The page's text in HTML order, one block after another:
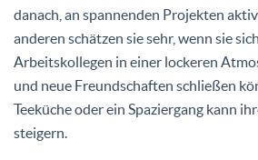
danach, an spannenden Projekten
anderen schätzen sie sehr, wenn sie
Arbeitskollegen in einer lockeren
und neue Freundschaften schließen
Teeküche oder ein Spaziergang kann
steigern.